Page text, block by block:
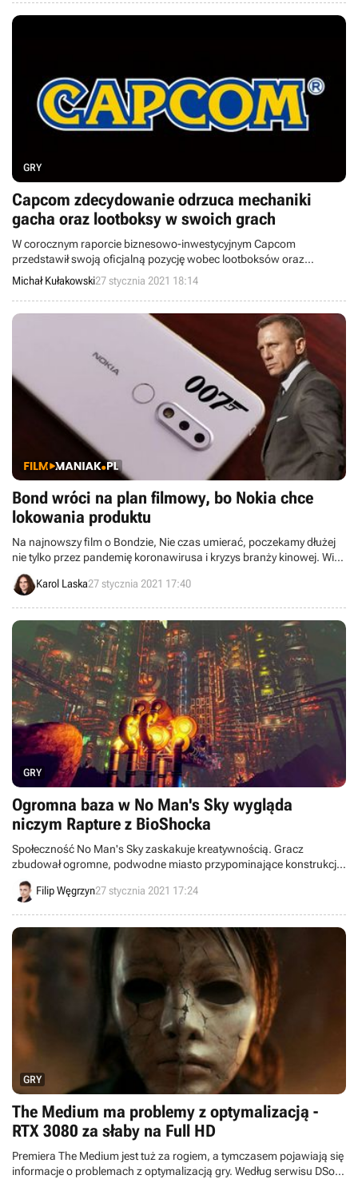
GRY
Capcom zdecydowanie odrzuca mechaniki
gacha oraz lootboksy w swoich grach
W corocznym raporcie biznesowo-inwestycyjnym Capcom
przedstawił swoją oficjalną pozycję wobec lootboksów oraz
losowych mechanik typu gacha w swoich grach. Spółka stanowczo
odcina się od stosowania w przyszłości tego typu praktyk.
Michał Kułakowski27 stycznia 2021 18:14
Bond wróci na plan filmowy, bo Nokia chce
lokowania produktu
Na najnowszy film o Bondzie, Nie czas umierać, poczekamy dłużej
nie tylko przez pandemię koronawirusa i kryzys branży kinowej. Winę
za taki stan rzeczy ponosi między innymi Nokia, która żąda dokrętek
paru scen.
Karol Laska27 stycznia 2021 17:40
GRY
Ogromna baza w No Man's Sky wygląda
niczym Rapture z BioShocka
Społeczność No Man's Sky zaskakuje kreatywnością. Gracz
zbudował ogromne, podwodne miasto przypominające konstrukcją
Rapture z BioShocka. Zajęło mu to ponad półtora roku.
Filip Węgrzyn27 stycznia 2021 17:24
GRY
The Medium ma problemy z optymalizacją -
RTX 3080 za słaby na Full HD
Premiera The Medium jest tuż za rogiem, a tymczasem pojawiają się
informacje o problemach z optymalizacją gry. Według serwisu DSoG